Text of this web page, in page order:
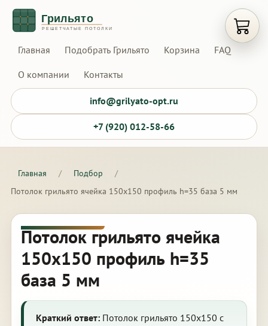
Главная Подобрать Грильято Корзина FAQ
О компании Контакты
info@grilyato-opt.ru
+7 (920) 012-58-66
Главная / Подбор
/
Потолок грильято ячейка 150х150 профиль h=35 база 5 мм
Потолок грильято ячейка
150х150 профиль h=35
база 5 мм
Краткий ответ:Потолок грильято 150х150 с